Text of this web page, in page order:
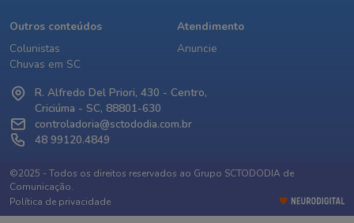
Outros conteúdos
Colunistas
Chuvas em SC
Atendimento
Anuncie
R. Alfredo Del Priori, 430 - Centro,
Criciúma - SC, 88801-630
controladoria@sctododia.com.br
48 99120.4849
©2025 - Todos os direitos reservados ao Grupo SCTODODIA de
Comunicação.
Política de privacidade